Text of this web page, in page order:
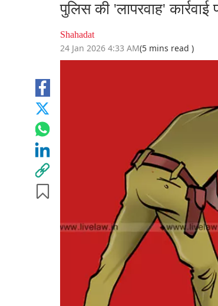
पुलिस की 'लापरवाह'
Shahadat
24 Jan 2026 4:33 AM(5 mins read )